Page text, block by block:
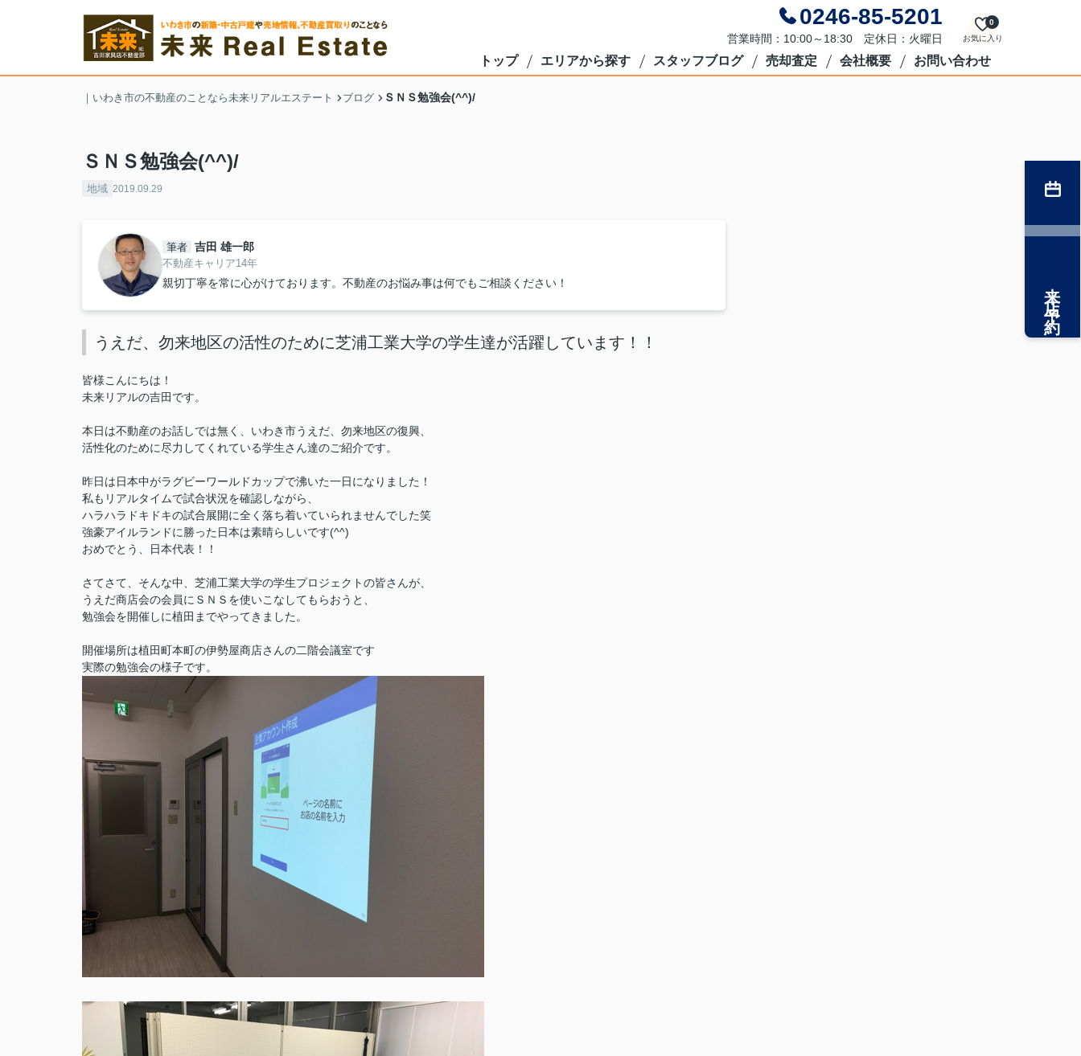
0246-85-5201
営業時間：10:00～18:30 定休日：火曜日 お気に入り
0
トップ エリアから探す スタッフブログ 売却査定 会社概要 お問い合わせ
｜いわき市の不動産のことなら未来リアルエステート ブログ ＳＮＳ勉強会(^^)/
ＳＮＳ勉強会(^^)/
地域 2019.09.29
筆者 吉田 雄一郎
不動産キャリア14年
親切丁寧を常に心がけております。不動産のお悩み事は何でもご相談ください！
うえだ、勿来地区の活性のために芝浦工業大学の学生達が活躍しています！！
皆様こんにちは！
未来リアルの吉田です。
本日は不動産のお話しでは無く、いわき市うえだ、勿来地区の復興、
活性化のために尽力してくれている学生さん達のご紹介です。
昨日は日本中がラグビーワールドカップで沸いた一日になりました！
私もリアルタイムで試合状況を確認しながら、
ハラハラドキドキの試合展開に全く落ち着いていられませんでした笑
強豪アイルランドに勝った日本は素晴らしいです(^^)
おめでとう、日本代表！！
さてさて、そんな中、芝浦工業大学の学生プロジェクトの皆さんが、
うえだ商店会の会員にＳＮＳを使いこなしてもらおうと、
勉強会を開催しに植田までやってきました。
開催場所は植田町本町の伊勢屋商店さんの二階会議室です
実際の勉強会の様子です。
来店予約